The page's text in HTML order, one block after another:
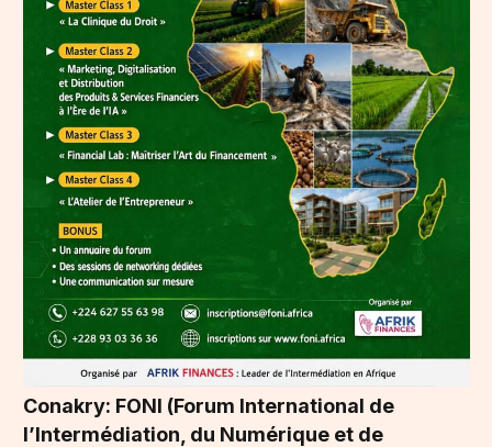
Conakry: FONI (Forum International de
l’Intermédiation, du Numérique et de